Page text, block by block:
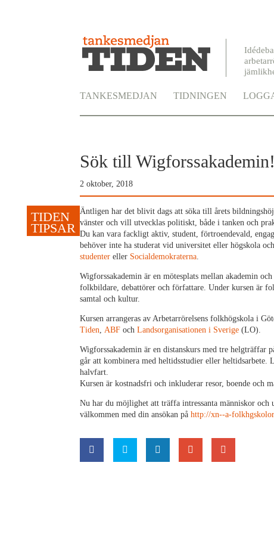
TANKESMEDJAN TIDNINGEN
Sök till Wigforssakademin!
2 oktober, 2018
Äntligen har det blivit dags att söka till årets
vänster och vill utvecklas politiskt, både i tanken och
Du kan vara fackligt aktiv, student, förtroendevald,
behöver inte ha studerat vid universitet eller högskola
studenter eller Socialdemokraterna.
Wigforssakademin är en mötesplats mellan akademin
folkbildare, debattörer och författare. Under kursen är
samtal och kultur.
Kursen arrangeras av Arbetarrörelsens folkhögskola i
Tiden,ABF ochLandsorganisationen i Sverige (LO).
Wigforssakademin är en distanskurs med tre helgträffar
går att kombinera med heltidsstudier eller
halvfart.
Kursen är kostnadsfri och inkluderar resor, boende och
Nu har du möjlighet att träffa intressanta människor
välkommen med din ansökan påhttp://xn--a-